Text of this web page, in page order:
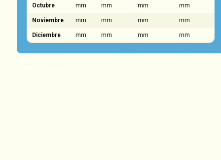
Octubre mm mm mm mm
Noviembre mm mm mm mm
Diciembre mm mm mm mm